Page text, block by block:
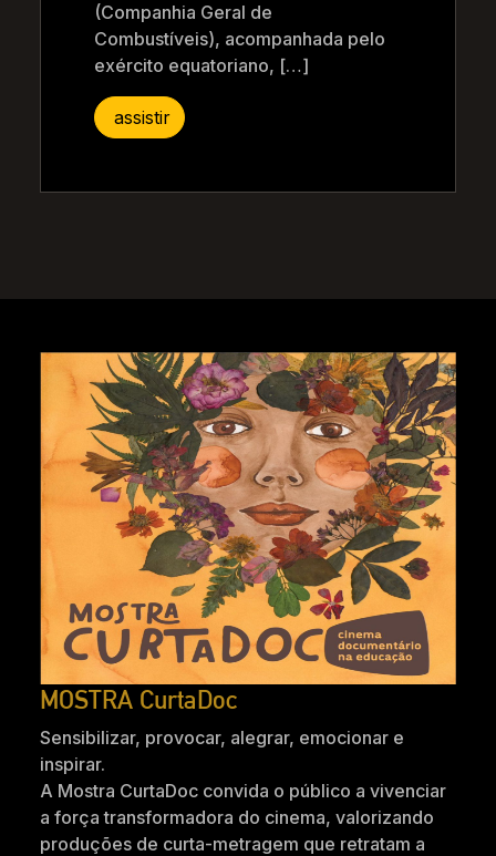
(Companhia Geral de
Combustíveis), acompanhada pelo
exército equatoriano, […]
assistir
MOSTRA CurtaDoc
Sensibilizar, provocar, alegrar, emocionar e
inspirar.
A Mostra CurtaDoc convida o público a vivenciar
a força transformadora do cinema, valorizando
produções de curta-metragem que retratam a